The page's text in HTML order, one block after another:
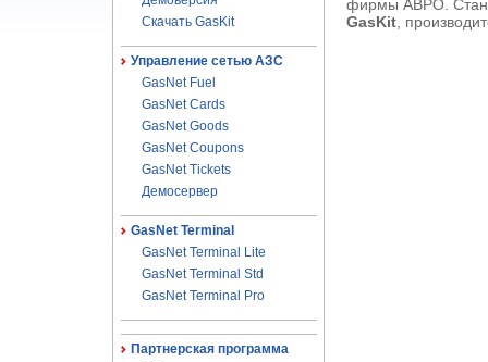
Скачать GasKit
Управление сетью АЗС
GasNet Fuel
GasNet Cards
GasNet Goods
GasNet Coupons
GasNet Tickets
Демосервер
GasNet Terminal
GasNet Terminal Lite
GasNet Terminal Std
GasNet Terminal Pro
Партнерская программа
фирмы АВРО.
GasKit ,